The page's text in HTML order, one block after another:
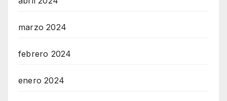
marzo 2024
febrero 2024
enero 2024